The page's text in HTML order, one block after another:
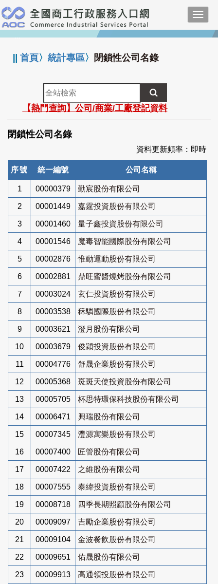
跳
到
主
要
:::
||首頁〉統計專區〉 閉鎖性公司名錄
全
站
檢
索
【熱門查詢】公司/商業/工廠登記資料
閉鎖性公司名錄
資料更新頻率：即時
序號 統一編號 公司名稱
1 00000379 勤宸股份有限公司
2 00001449 嘉霆投資股份有限公司
3 00001460 量子鑫投資股份有限公司
4 00001546 魔毒智能國際股份有限公司
5 00002876 惟動運動股份有限公司
6 00002881 鼎旺蜜醬燒烤股份有限公司
7 00003024 玄仁投資股份有限公司
8 00003538 秝驎國際股份有限公司
9 00003621 澄月股份有限公司
10 00003679 俊穎投資股份有限公司
11 00004776 舒晟企業股份有限公司
12 00005368 斑斑天使投資股份有限公司
13 00005705 杯思特環保科技股份有限公司
14 00006471 興瑞股份有限公司
15 00007345 灃源寓樂股份有限公司
16 00007400 匠管股份有限公司
17 00007422 之維股份有限公司
18 00007555 泰緯投資股份有限公司
19 00008718 四季長期照顧股份有限公司
20 00009097 吉勵企業股份有限公司
21 00009104 金波餐飲股份有限公司
22 00009651 佑晟股份有限公司
23 00009913 高通領投股份有限公司